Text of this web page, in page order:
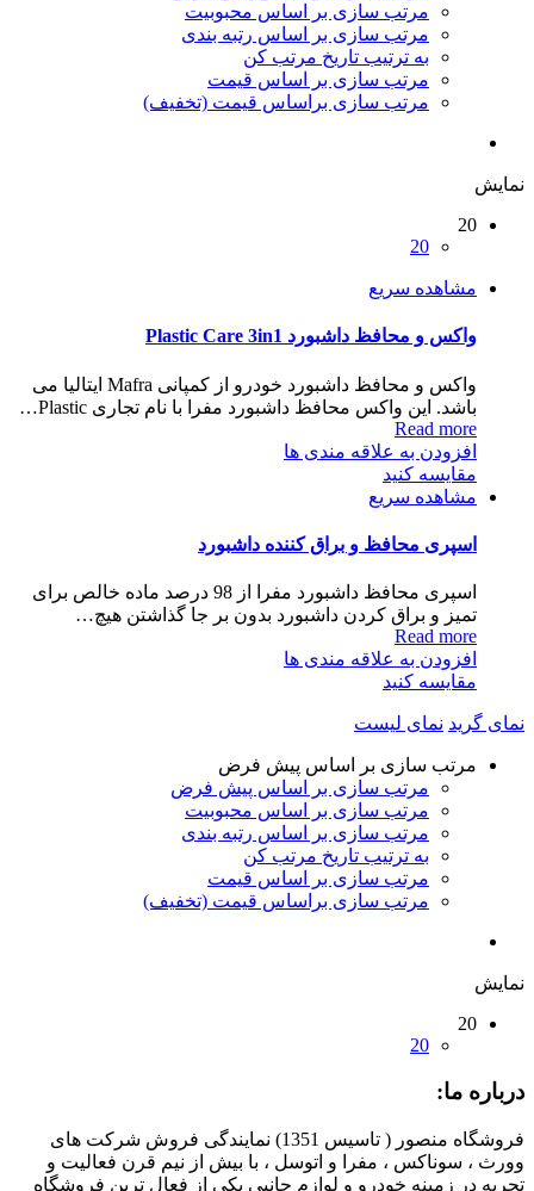
مرتب سازی بر اساس محبوبیت
مرتب سازی بر اساس رتبه بندی
به ترتیب تاریخ مرتب کن
مرتب سازی بر اساس قیمت
مرتب سازی براساس قیمت (تخفیف)
نمایش
20
20
مشاهده سریع
واکس و محافظ داشبورد Plastic Care 3in1
واکس و محافظ داشبورد خودرو از کمپانی Mafra ایتالیا می
باشد. این واکس محافظ داشبورد مفرا با نام تجاری Plastic…
Read more
افزودن به علاقه مندی ها
مقایسه کنید
مشاهده سریع
اسپری محافظ و براق کننده داشبورد
اسپری محافظ داشبورد مفرا از 98 درصد ماده خالص برای
تمیز و براق کردن داشبورد بدون بر جا گذاشتن هیچ…
Read more
افزودن به علاقه مندی ها
مقایسه کنید
نمای گرید نمای لیست
مرتب سازی بر اساس پیش فرض
مرتب سازی بر اساس پیش فرض
مرتب سازی بر اساس محبوبیت
مرتب سازی بر اساس رتبه بندی
به ترتیب تاریخ مرتب کن
مرتب سازی بر اساس قیمت
مرتب سازی براساس قیمت (تخفیف)
نمایش
20
20
درباره ما:
فروشگاه منصور ( تاسیس 1351) نمایندگی فروش شرکت های
وورث ، سوناکس ، مفرا و اتوسل ، با بیش از نیم قرن فعالیت و
تجربه در زمینه خودرو و لوازم جانبی یکی از فعال ترین فروشگاه